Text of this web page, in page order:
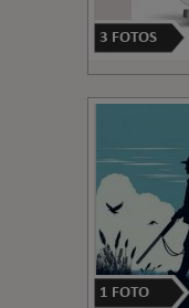
3 FOTOS
1 FOTO